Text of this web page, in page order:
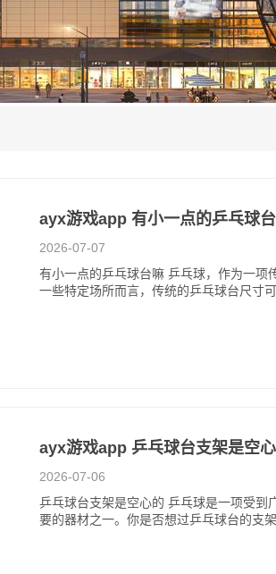
ayx游戏app 有小一点的乒乓球
2026-07-07
有小一点的乒乓球台嘛 乒乓球，作为一项
一些特定场所而言，传统的乒乓球台尺寸
ayx游戏app 乒乓球台支架是空
2026-07-06
乒乓球台支架是空心的 乒乓球是一项受到
要的器材之一。你是否想过乒乓球台的支